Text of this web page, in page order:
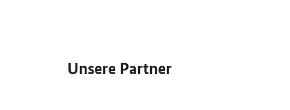
Unsere Partner